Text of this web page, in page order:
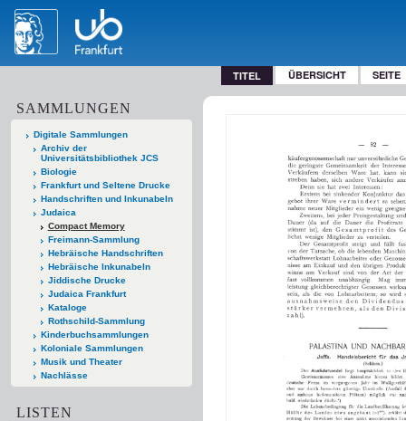
TITEL ÜBERSICHT SEITE
SAMMLUNGEN
Digitale Sammlungen
Archiv der
Universitätsbibliothek JCS
Biologie
Frankfurt und Seltene Drucke
Handschriften und Inkunabeln
Judaica
Compact Memory
Freimann-Sammlung
Hebräische Handschriften
Hebräische Inkunabeln
Jiddische Drucke
Judaica Frankfurt
Kataloge
Rothschild-Sammlung
Kinderbuchsammlungen
Koloniale Sammlungen
Musik und Theater
Nachlässe
LISTEN